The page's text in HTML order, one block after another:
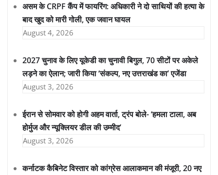
असम के CRPF कैंप में फायरिंग: अधिकारी ने दो साथियों की हत्या के
बाद खुद को मारी गोली, एक जवान घायल
August 4, 2026
2027 चुनाव के लिए यूकेडी का चुनावी बिगुल, 70 सीटों पर अकेले
लड़ने का ऐलान; जारी किया ‘संकल्प, नए उत्तराखंड का’ एजेंडा
August 3, 2026
ईरान से सोमवार को होगी अहम वार्ता, ट्रंप बोले- ‘हमला टाला, अब
होर्मुज और न्यूक्लियर डील की उम्मीद’
August 3, 2026
कर्नाटक कैबिनेट विस्तार को कांग्रेस आलाकमान की मंजूरी, 20 नए